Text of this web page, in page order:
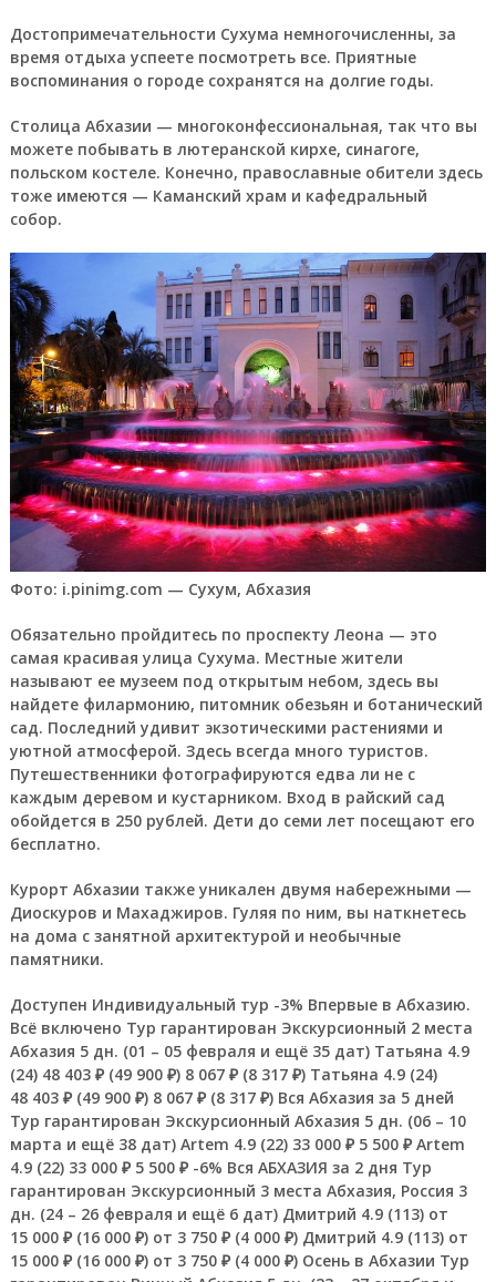
Достопримечательности Сухума немногочисленны, за
время отдыха успеете посмотреть все. Приятные
воспоминания о городе сохранятся на долгие годы.
Столица Абхазии — многоконфессиональная, так что вы
можете побывать в лютеранской кирхе, синагоге,
польском костеле. Конечно, православные обители здесь
тоже имеются — Каманский храм и кафедральный
собор.
Фото: i.pinimg.com — Сухум, Абхазия
Обязательно пройдитесь по проспекту Леона — это
самая красивая улица Сухума. Местные жители
называют ее музеем под открытым небом, здесь вы
найдете филармонию, питомник обезьян и ботанический
сад. Последний удивит экзотическими растениями и
уютной атмосферой. Здесь всегда много туристов.
Путешественники фотографируются едва ли не с
каждым деревом и кустарником. Вход в райский сад
обойдется в 250 рублей. Дети до семи лет посещают его
бесплатно.
Курорт Абхазии также уникален двумя набережными —
Диоскуров и Махаджиров. Гуляя по ним, вы наткнетесь
на дома с занятной архитектурой и необычные
памятники.
Доступен Индивидуальный тур -3% Впервые в Абхазию.
Всё включено Тур гарантирован Экскурсионный 2 места
Абхазия 5 дн. (01 – 05 февраля и ещё 35 дат) Татьяна 4.9
(24) 48 403 ₽ (49 900 ₽) 8 067 ₽ (8 317 ₽) Татьяна 4.9 (24)
48 403 ₽ (49 900 ₽) 8 067 ₽ (8 317 ₽) Вся Абхазия за 5 дней
Тур гарантирован Экскурсионный Абхазия 5 дн. (06 – 10
марта и ещё 38 дат) Artem 4.9 (22) 33 000 ₽ 5 500 ₽ Artem
4.9 (22) 33 000 ₽ 5 500 ₽ -6% Вся АБХАЗИЯ за 2 дня Тур
гарантирован Экскурсионный 3 места Абхазия, Россия 3
дн. (24 – 26 февраля и ещё 6 дат) Дмитрий 4.9 (113) от
15 000 ₽ (16 000 ₽) от 3 750 ₽ (4 000 ₽) Дмитрий 4.9 (113) от
15 000 ₽ (16 000 ₽) от 3 750 ₽ (4 000 ₽) Осень в Абхазии Тур